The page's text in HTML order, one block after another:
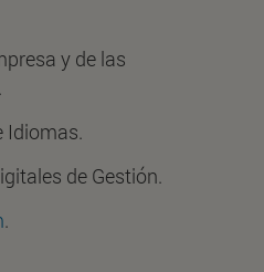
y de las
Idiomas.
de Gestión.
.